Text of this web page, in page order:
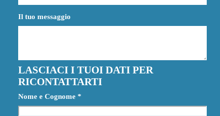
Il tuo messaggio
LASCIACI I TUOI DATI PER
RICONTATTARTI
Nome e Cognome *